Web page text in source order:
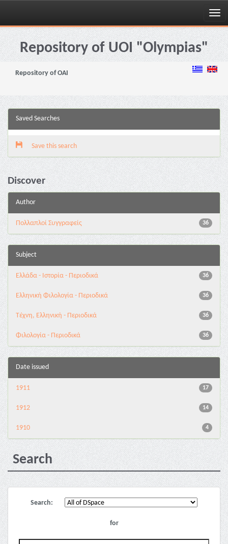
Skip
navigationRepository of UOI "Olympias"
Repository of OAI
Saved Searches
Save this search
Discover
Author
36
Πολλαπλοί Συγγραφείς
Subject
36
Ελλάδα - Ιστορία - Περιοδικά
36
Ελληνική Φιλολογία - Περιοδικά
36
Τέχνη, Ελληνική - Περιοδικά
36
Φιλολογία - Περιοδικά
Date issued
17
1911
14
1912
4
1910
Search
Search:
for